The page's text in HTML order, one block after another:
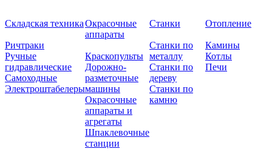
Складская техника
Ричтраки
Ручные
гидравлические
Самоходные
Электроштабелеры
Окрасочные
аппараты
Краскопульты
Дорожно-
разметочные
машины
Окрасочные
аппараты и
агрегаты
Шпаклевочные
станции
Станки
Станки по
металлу
Станки по
дереву
Станки по
камню
Отопление
Камины
Котлы
Печи